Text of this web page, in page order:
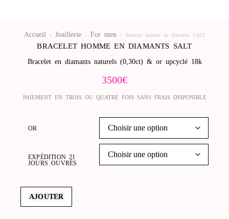
Accueil > Joaillerie > For men > Bracelet homme en diamants SALT
BRACELET HOMME EN DIAMANTS SALT
Bracelet en diamants naturels (0,30ct) & or upcyclé 18k
3500€
PAIEMENT EN TROIS OU QUATRE FOIS SANS FRAIS DISPONIBLE
OR
EXPÉDITION 21
JOURS OUVRÉS
AJOUTER